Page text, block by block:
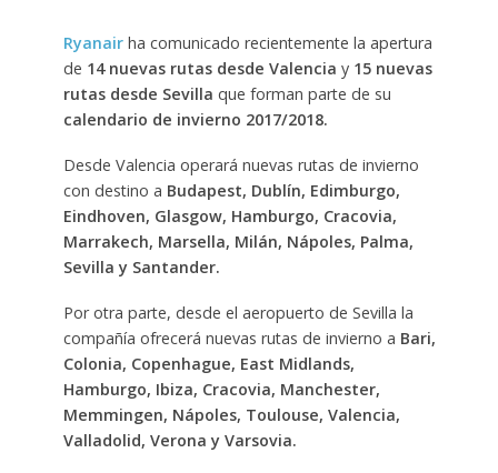
Ryanair ha comunicado recientemente la apertura
de 14 nuevas rutasdesde Valencia y 15 nuevas
rutas desde Sevilla que forman parte de su
calendario de invierno 2017/2018.
Desde Valencia operará nuevas rutas de invierno
con destino a Budapest, Dublín, Edimburgo,
Eindhoven, Glasgow, Hamburgo, Cracovia,
Marrakech, Marsella, Milán, Nápoles, Palma,
Sevilla y Santander.
Por otra parte, desde el aeropuerto de Sevilla la
compañía ofrecerá nuevas rutas de invierno a Bari,
Colonia, Copenhague, East Midlands,
Hamburgo, Ibiza, Cracovia, Manchester,
Memmingen, Nápoles, Toulouse, Valencia,
Valladolid, Verona y Varsovia.